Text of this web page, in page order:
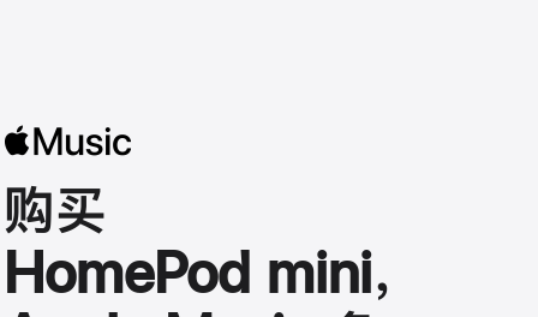
购买
HomePod mini，